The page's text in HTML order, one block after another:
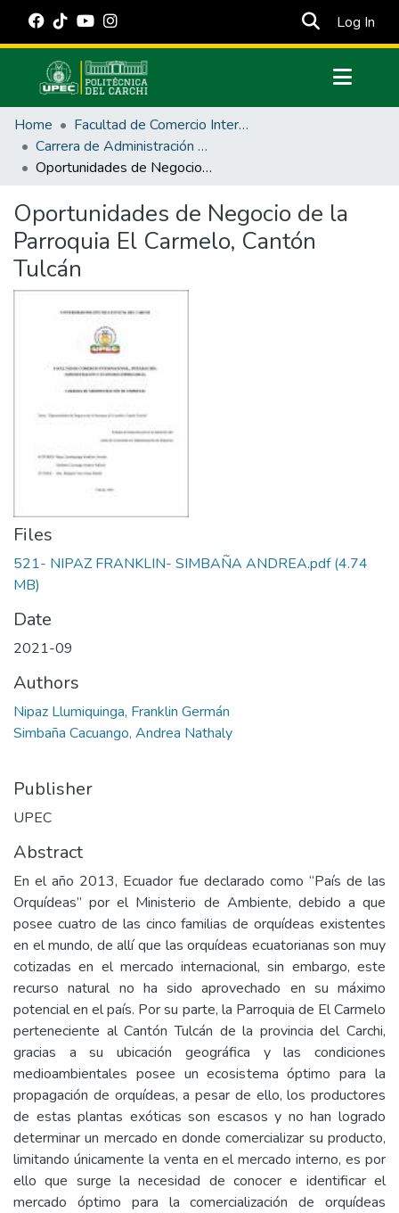
Log In
Communities & Collections
All of DSpace
Statistics
Estadísticas Externas
Manuales
Home
Facultad de Comercio Internacional, Integración, Administración y Economía Empresarial
Carrera de Administración de Empresas y Marketing
Oportunidades de Negocio de la Parroquia El Carmelo, Cantón Tulcán
Oportunidades de Negocio de la
Parroquia El Carmelo, Cantón
Tulcán
Files
521- NIPAZ FRANKLIN- SIMBAÑA ANDREA.pdf(4.74
MB)
Date
2021-09
Authors
Nipaz Llumiquinga, Franklin Germán
Simbaña Cacuango, Andrea Nathaly
Publisher
UPEC
Abstract
En el año 2013, Ecuador fue declarado como “País de las
Orquídeas” por el Ministerio de Ambiente, debido a que
posee cuatro de las cinco familias de orquídeas existentes
en el mundo, de allí que las orquídeas ecuatorianas son muy
cotizadas en el mercado internacional, sin embargo, este
recurso natural no ha sido aprovechado en su máximo
potencial en el país. Por su parte, la Parroquia de El Carmelo
perteneciente al Cantón Tulcán de la provincia del Carchi,
gracias a su ubicación geográfica y las condiciones
medioambientales posee un ecosistema óptimo para la
propagación de orquídeas, a pesar de ello, los productores
de estas plantas exóticas son escasos y no han logrado
determinar un mercado en donde comercializar su producto,
limitando únicamente la venta en el mercado interno, es por
ello que surge la necesidad de conocer e identificar el
mercado óptimo para la comercialización de orquídeas